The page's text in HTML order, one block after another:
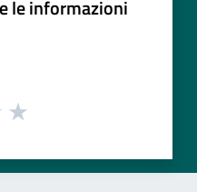
le informazioni